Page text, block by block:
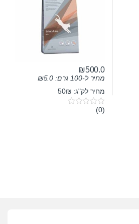
₪500.0
מחיר ל-100 גרם: ₪5.0
מחיר לק"ג: 50₪
0(0)